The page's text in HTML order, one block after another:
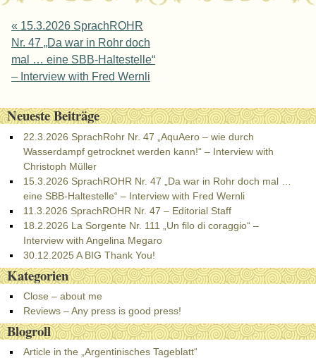
Post navigation
« 15.3.2026 SprachROHR
Nr. 47 „Da war in Rohr doch
mal … eine SBB-Haltestelle“
– Interview with Fred Wernli
Neueste Beiträge
22.3.2026 SprachRohr Nr. 47 „AquAero – wie durch
Wasserdampf getrocknet werden kann!“ – Interview with
Christoph Müller
15.3.2026 SprachROHR Nr. 47 „Da war in Rohr doch mal …
eine SBB-Haltestelle“ – Interview with Fred Wernli
11.3.2026 SprachROHR Nr. 47 – Editorial Staff
18.2.2026 La Sorgente Nr. 111 „Un filo di coraggio“ –
Interview with Angelina Megaro
30.12.2025 A BIG Thank You!
Kategorien
Close – about me
Reviews – Any press is good press!
Blogroll
Article in the „Argentinisches Tageblatt“